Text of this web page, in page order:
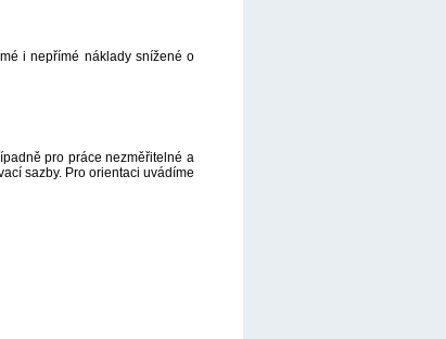
i nepřímé náklady snížené o
pro práce nezměřitelné a
sazby. Pro orientaci uvádíme